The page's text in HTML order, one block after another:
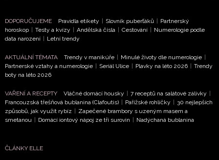
ODESLAT
DOPORUČUJEME Pravidla etikety Slovník puberťáků
Partnerský
horoskop
Testy a kvízy Andělská čísla Cestování
Numerologie podle
data narození
Letní trendy
AKTUÁLNÍ TÉMATA Trendy v manikúře Minulé životy dle numerologie
Partnerské vztahy a numerologie
Seriál Ulice Plavky na léto 2026
Trendy
boty na léto 2026
VAŘENÍ A RECEPTY Vláčné domácí housky 7 receptů na salátové zálivky
Francouzská třešňová bublanina (Clafoutis)
Pařížské rohlíčky
30 nejlepších
způsobů, jak využít rybíz
Zapečené brambory s uzeným masem a
smetanou
Domácí iontový nápoj ze tří surovin Nadýchaná bublanina
ČLÁNKY ELLE